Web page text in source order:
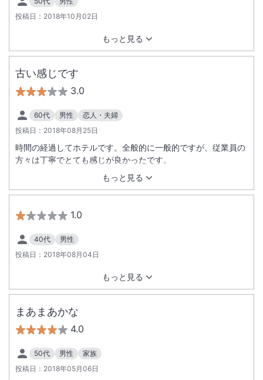
ばは、冷めてましたが美味でした。
投稿日： 2018年10月02日
もっと見る
古い感じです
3.0
60代 男性
恋人・夫婦
投稿日： 2018年08月25日
もっと見る
時間の経過してホテルです。全般的に一般的ですが、従業員の
方々は丁寧でとても感じが良かったです。
1.0
40代
男性
投稿日： 2018年08月04日
もっと見る
まあまあかな
4.0
50代 男性
家族
投稿日： 2018年05月06日